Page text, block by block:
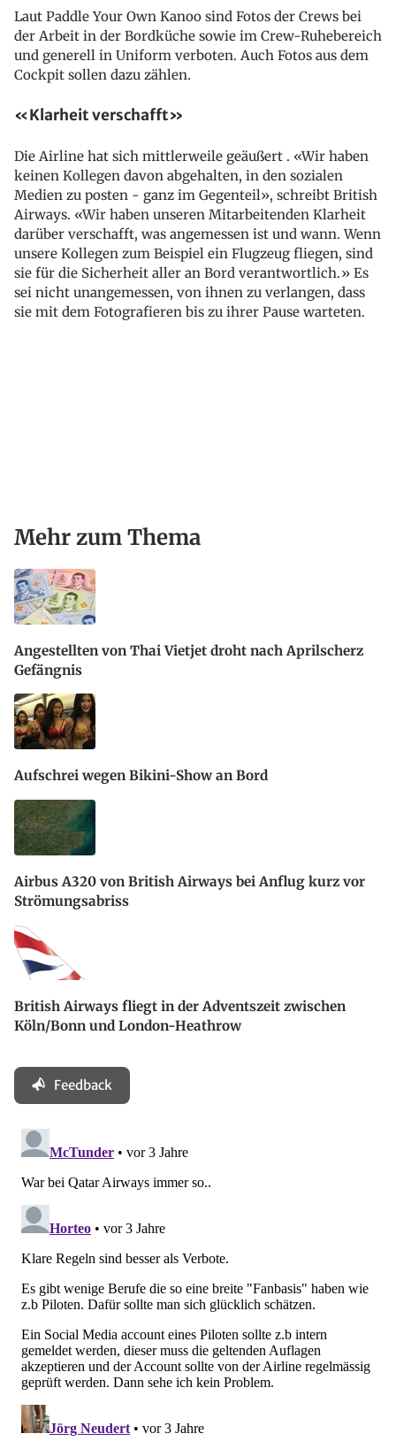
Laut Paddle Your Own Kanoo sind Fotos der Crews bei
der Arbeit in der Bordküche sowie im Crew-Ruhebereich
und generell in Uniform verboten. Auch Fotos aus dem
Cockpit sollen dazu zählen.
«Klarheit verschafft»
Die Airline hat sich mittlerweile geäußert . «Wir haben
keinen Kollegen davon abgehalten, in den sozialen
Medien zu posten - ganz im Gegenteil», schreibt British
Airways. «Wir haben unseren Mitarbeitenden Klarheit
darüber verschafft, was angemessen ist und wann. Wenn
unsere Kollegen zum Beispiel ein Flugzeug fliegen, sind
sie für die Sicherheit aller an Bord verantwortlich.» Es
sei nicht unangemessen, von ihnen zu verlangen, dass
sie mit dem Fotografieren bis zu ihrer Pause warteten.
Mehr zum Thema
Angestellten von Thai Vietjet droht nach Aprilscherz
Gefängnis
Aufschrei wegen Bikini-Show an Bord
Airbus A320 von British Airways bei Anflug kurz vor
Strömungsabriss
British Airways fliegt in der Adventszeit zwischen
Köln/Bonn und London-Heathrow
Feedback